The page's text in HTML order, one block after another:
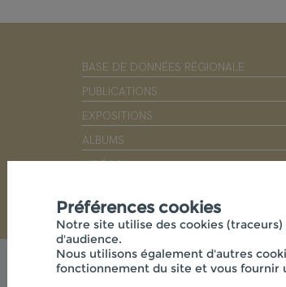
BASE DE DONNÉES RÉGIONALE
PUBLICATIONS
EXPOSITIONS
ALBUMS
VIDÉOS
©
Préférences cookies
Notre site utilise des cookies
d'audience.
Nous utilisons également d'autres
fonctionnement du site et vous fournir